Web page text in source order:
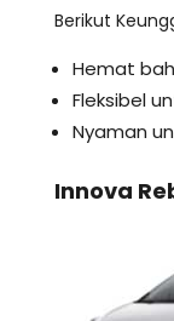
Berikut
Hemat
Fleksibel
Nyaman
Innova